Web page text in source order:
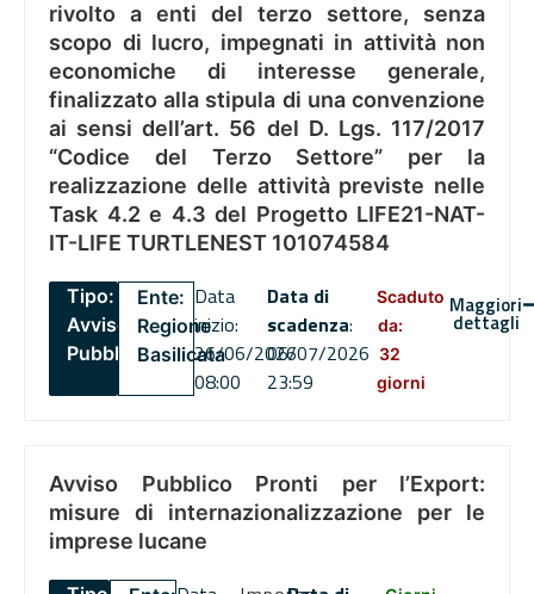
rivolto a enti del terzo settore, senza
scopo di lucro, impegnati in attività non
economiche di interesse generale,
finalizzato alla stipula di una convenzione
ai sensi dell’art. 56 del D. Lgs. 117/2017
“Codice del Terzo Settore” per la
realizzazione delle attività previste nelle
Task 4.2 e 4.3 del Progetto LIFE21-NAT-
IT-LIFE TURTLENEST 101074584
Tipo:
Avviso
Pubblico
Ente:
Regione
Basilicata
Data
inizio:
26/06/2026
08:00
Data di
scadenza:
06/07/2026
23:59
Scaduto
da:
32
giorni
Maggiori
dettagli
Avviso Pubblico Pronti per l’Export:
misure di internazionalizzazione per le
imprese lucane